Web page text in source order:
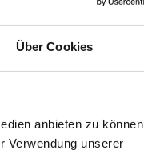
Über Cookies
anbieten zu können
Verwendung unserer